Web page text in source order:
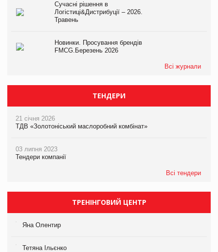
Сучасні рішення в
Логістиці&Дистрибуції – 2026.
Травень
Новинки. Просування брендів
FMCG.Березень 2026
Всі журнали
ТЕНДЕРИ
21 січня 2026
ТДВ «Золотоніський маслоробний комбінат»
03 липня 2023
Тендери компанії
Всі тендери
ТРЕНІНГОВИЙ ЦЕНТР
Яна Олентир
Тетяна Ільєнко